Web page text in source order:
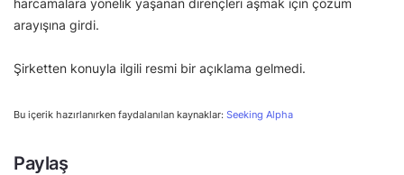
arayışına girdi.
Şirketten konuyla ilgili resmi bir açıklama gelmedi.
Bu içerik hazırlanırken faydalanılan kaynaklar: Seeking Alpha
Paylaş